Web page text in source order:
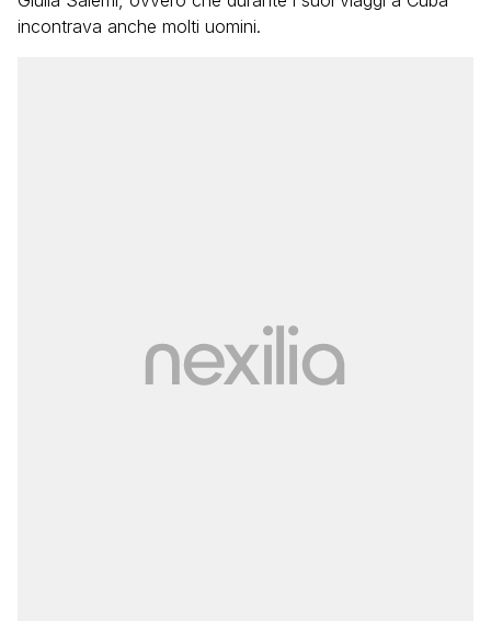
incontrava anche molti uomini.